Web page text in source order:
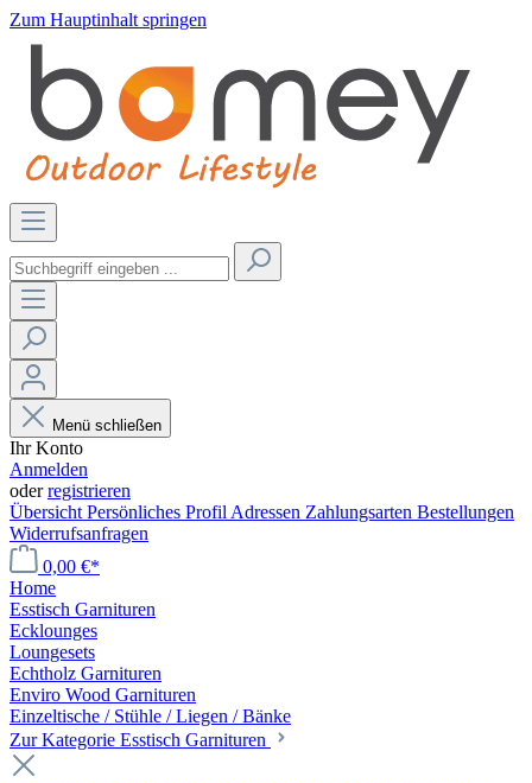
Zum Hauptinhalt springen
Menü schließen
Ihr Konto
Anmelden
oderregistrieren
Übersicht Persönliches Profil Adressen Zahlungsarten Bestellungen
Widerrufsanfragen
0,00 €*
Home
Esstisch Garnituren
Ecklounges
Loungesets
Echtholz Garnituren
Enviro Wood Garnituren
Einzeltische / Stühle / Liegen / Bänke
Zur Kategorie Esstisch Garnituren